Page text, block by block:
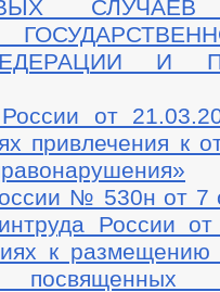
СЛУЧАЕВ
И
от
привлечения к
№ 530н от 7
России
к